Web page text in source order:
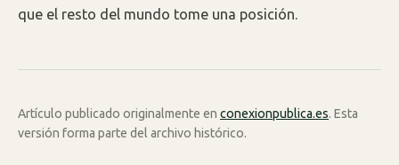
que el resto del mundo tome una posición.
Artículo publicado originalmente en conexionpublica.es. Esta
versión forma parte del archivo histórico.